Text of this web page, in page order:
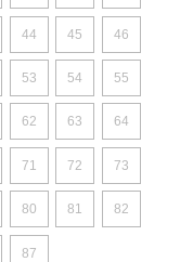
44 45 46
53 54 55
62 63 64
71 72 73
80 81 82
87